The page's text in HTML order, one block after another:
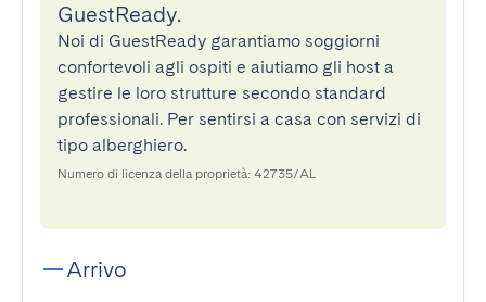
GuestReady.
Noi di GuestReady garantiamo soggiorni
confortevoli agli ospiti e aiutiamo gli host a
gestire le loro strutture secondo standard
professionali. Per sentirsi a casa con servizi di
tipo alberghiero.
Numero di licenza della proprietà: 42735/AL
Arrivo